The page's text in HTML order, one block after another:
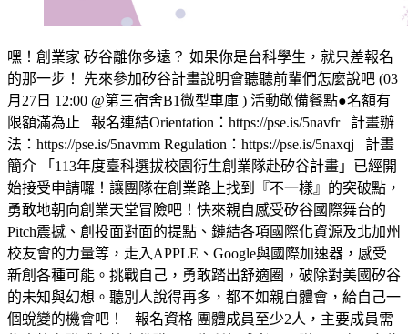
嘿！創業家 矽谷離你多遠？ 如果你是台科學生，就只差報名
的那一步！ 先來參加矽谷計畫說明會聽聽前輩們怎麼說吧 (03
月27日 12:00 @第三宿舍B1微型車庫 ) 活動敬備餐點●名額有
限額滿為止 報名連結Orientation：https://pse.is/5navfr 計畫辦
法：https://pse.is/5navmm Regulation：https://pse.is/5naxqj 計畫
簡介 「113年度臺科選拔校園衍生創業隊赴矽谷計畫」已經開
始接受申請囉！讓團隊在創業路上找到『不一樣』的突破點，
勇敢地朝向創業天堂冒險吧！快來親自感受矽谷國際舞台的
Pitch震撼、創投面對面的提點、鏈結各項國際化資源及北加州
校友會的力量等，走入APPLE、Google與國際加速器，感受
新創各種可能。挑戰自己，勇敢踏出舒適圈，破除對美國矽谷
的未知與幻想。聽別人說得再多，都不如親自體會，給自己一
個蛻變的機會吧！ 報名資格 團體成員至少2人，主要成員需